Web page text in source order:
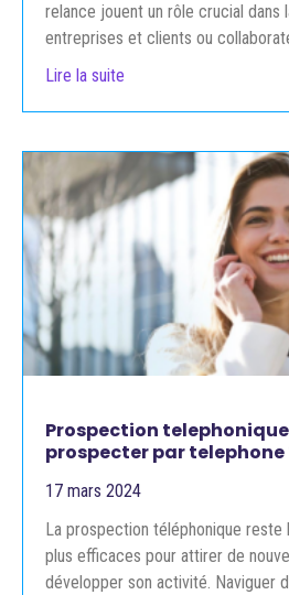
relance jouent un rôle crucial dans
entreprises et clients ou
Lire la suite
Prospection
prospecter par telephone
17 mars 2024
La prospection téléphonique reste
plus efficaces pour attirer de
développer son activité. Naviguer